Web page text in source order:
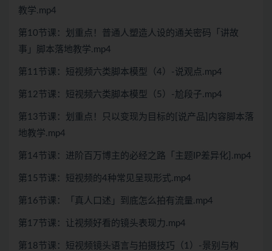
教学.mp4
第10节课：划重点！普通人塑造人设的通关密码「讲故
事」脚本落地教学.mp4
第11节课：短视频六类脚本模型（4）-说观点.mp4
第12节课：短视频六类脚本模型（5）-尬段子.mp4
第13节课：划重点！只以变现为目标的[说产品]内容脚本落
地教学.mp4
第14节课：进阶百万博主的必经之路「主题IP差异化].mp4
第15节课：短视频的4种常见呈现形式.mp4
第16节课：「真人口述」到底怎么拍有流量.mp4
第17节课：让视频好看的镜头表现力.mp4
第18节课：短视频镜头语言与拍摄技巧（1）-景别与构